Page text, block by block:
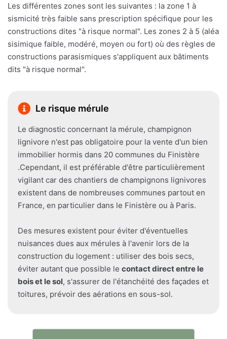
Les différentes zones sont les suivantes : la zone 1 à
sismicité très faible sans prescription spécifique pour les
constructions dites "à risque normal". Les zones 2 à 5 (aléa
sisimique faible, modéré, moyen ou fort) où des règles de
constructions parasismiques s'appliquent aux bâtiments
dits "à risque normal".
Le risque mérule
Le diagnostic concernant la mérule, champignon
lignivore n'est pas obligatoire pour la vente d'un bien
immobilier hormis dans 20 communes du Finistère
.Cependant, il est préférable d'être particulièrement
vigilant car des chantiers de champignons lignivores
existent dans de nombreuses communes partout en
France, en particulier dans le Finistère ou à Paris.
Des mesures existent pour éviter d'éventuelles
nuisances dues aux mérules à l'avenir lors de la
construction du logement : utiliser des bois secs,
éviter autant que possible le contact direct entre le
bois et le sol, s'assurer de l'étanchéité des façades et
toitures, prévoir des aérations en sous-sol.